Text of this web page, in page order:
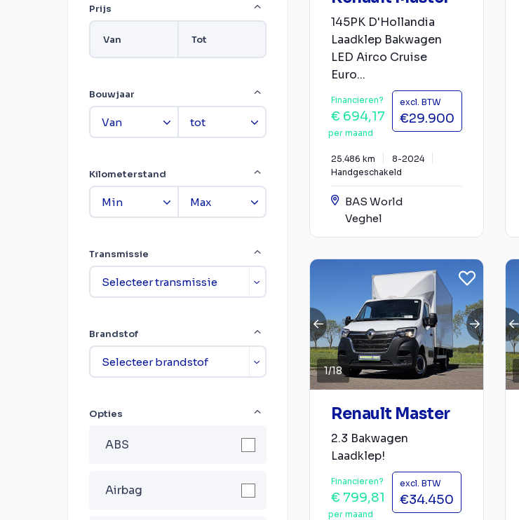
Prijs
Van Tot
Bouwjaar
Kilometerstand
Transmissie
Brandstof
Opties
ABS
Airbag
145PK D'Hollandia
Laadklep Bakwagen
LED Airco Cruise
Euro...
Financieren?
€ 694,17
per maand
excl. BTW
€29.900
25.486 km
8-2024
Handgeschakeld
BAS World
Veghel
1/18
Renault Master
2.3 Bakwagen
Laadklep!
Financieren?
€ 799,81
per maand
excl. BTW
€34.450